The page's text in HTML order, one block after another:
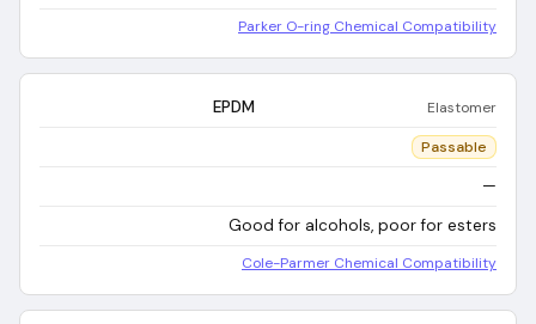
Parker O-ring Chemical Compatibility
EPDM Elastomer
Passable
—
Good for alcohols, poor for esters
Cole-Parmer Chemical Compatibility